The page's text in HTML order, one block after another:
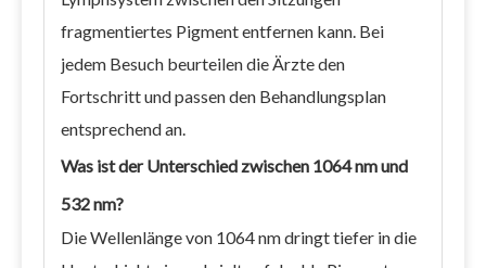
fragmentiertes Pigment entfernen kann. Bei
jedem Besuch beurteilen die Ärzte den
Fortschritt und passen den Behandlungsplan
entsprechend an.
Was ist der Unterschied zwischen 1064 nm und
532 nm?
Die Wellenlänge von 1064 nm dringt tiefer in die